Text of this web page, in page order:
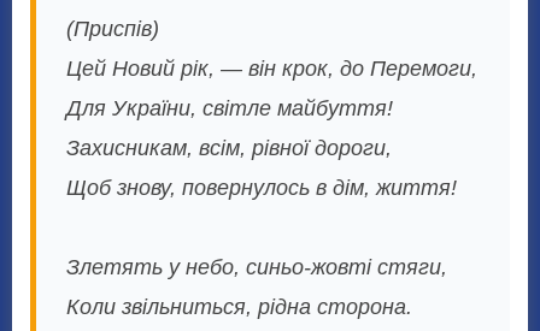
(Приспів)
Цей Новий рік, — він крок, до Перемоги,
Для України, світле майбуття!
Захисникам, всім, рівної дороги,
Щоб знову, повернулось в дім, життя!
Злетять у небо, синьо-жовті стяги,
Коли звільниться, рідна сторона.